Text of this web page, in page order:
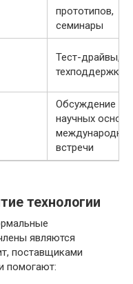
прототипов,
семинары
Тест-драйвы,
техподдержка
Обсуждение
научных основ,
встречи
технологии
являются
поставщиками
помогают: